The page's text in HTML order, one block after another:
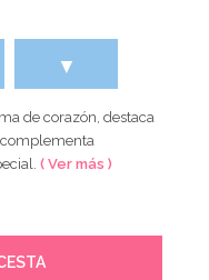
▼
de corazón, destaca
complementa
( Ver más )